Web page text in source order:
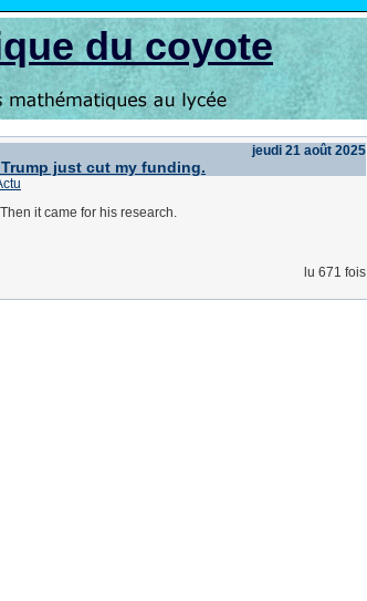
du coyote
jeudi 21 août 2025
just cut my funding.
it came for his research.
lu 671 fois